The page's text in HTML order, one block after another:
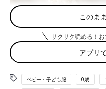
このま
サクサク読める！
アプリ
ベビー・子ども服 0歳